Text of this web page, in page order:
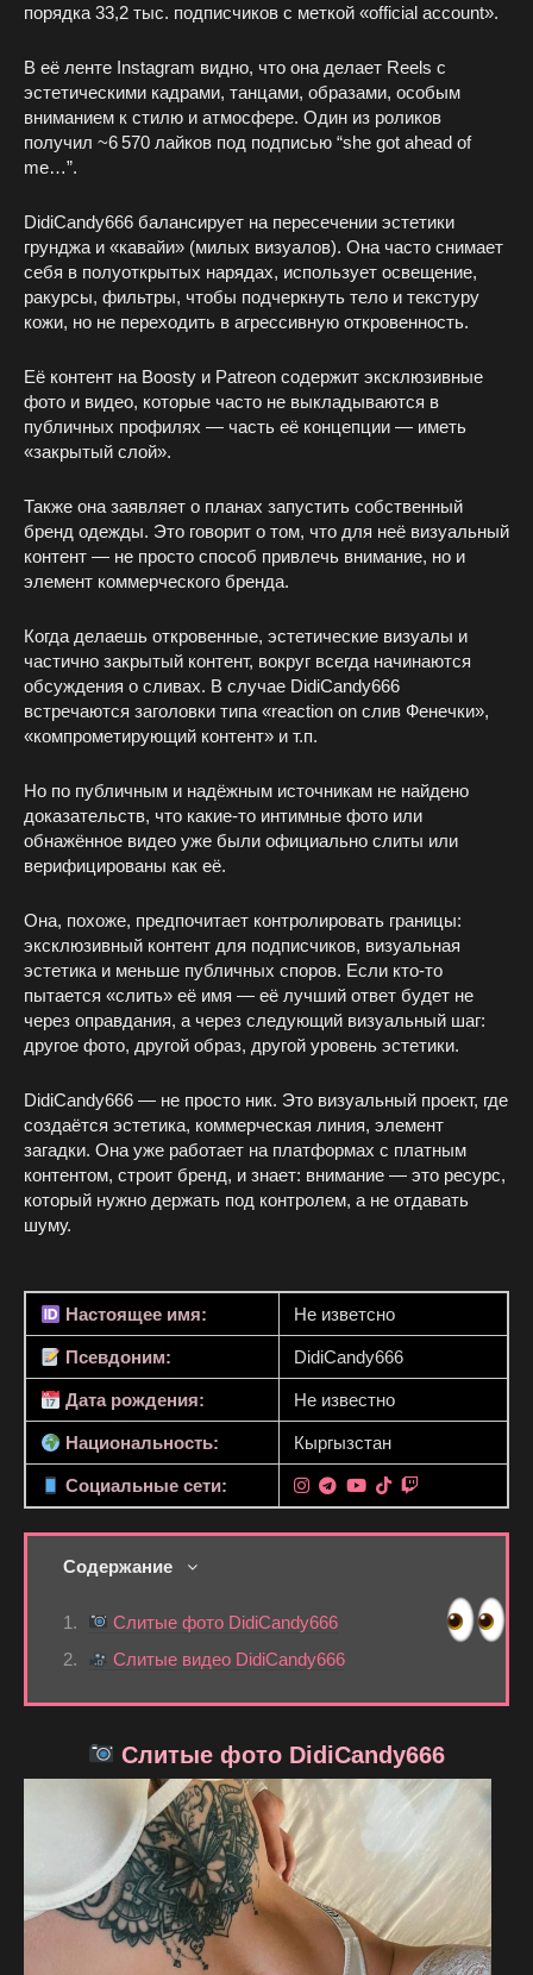
порядка 33,2 тыс. подписчиков с меткой «official account».
В её ленте Instagram видно, что она делает Reels с
эстетическими кадрами, танцами, образами, особым
вниманием к стилю и атмосфере. Один из роликов
получил ~6 570 лайков под подписью “she got ahead of
me…”.
DidiCandy666 балансирует на пересечении эстетики
грунджа и «кавайи» (милых визуалов). Она часто снимает
себя в полуоткрытых нарядах, использует освещение,
ракурсы, фильтры, чтобы подчеркнуть тело и текстуру
кожи, но не переходить в агрессивную откровенность.
Её контент на Boosty и Patreon содержит эксклюзивные
фото и видео, которые часто не выкладываются в
публичных профилях — часть её концепции — иметь
«закрытый слой».
Также она заявляет о планах запустить собственный
бренд одежды. Это говорит о том, что для неё визуальный
контент — не просто способ привлечь внимание, но и
элемент коммерческого бренда.
Когда делаешь откровенные, эстетические визуалы и
частично закрытый контент, вокруг всегда начинаются
обсуждения о сливах. В случае DidiCandy666
встречаются заголовки типа «reaction on слив Фенечки»,
«компрометирующий контент» и т.п.
Но по публичным и надёжным источникам не найдено
доказательств, что какие-то интимные фото или
обнажённое видео уже были официально слиты или
верифицированы как её.
Она, похоже, предпочитает контролировать границы:
эксклюзивный контент для подписчиков, визуальная
эстетика и меньше публичных споров. Если кто-то
пытается «слить» её имя — её лучший ответ будет не
через оправдания, а через следующий визуальный шаг:
другое фото, другой образ, другой уровень эстетики.
DidiCandy666 — не просто ник. Это визуальный проект, где
создаётся эстетика, коммерческая линия, элемент
загадки. Она уже работает на платформах с платным
контентом, строит бренд, и знает: внимание — это ресурс,
который нужно держать под контролем, а не отдавать
шуму.
Настоящее имя: Не изветсно
Псевдоним: DidiCandy666
Дата рождения: Не известно
Национальность: Кыргызстан
Социальные сети:
Содержание
Слитые фото DidiCandy666
Слитые видео DidiCandy666
Слитые фото DidiCandy666